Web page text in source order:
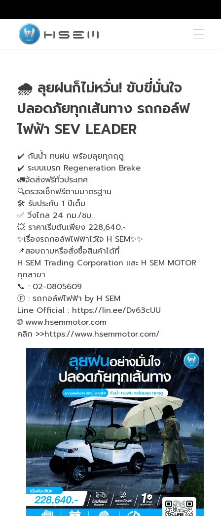
🌧️ ลุยฝนก็ไม่หวั่น! ขับขี่มั่นใจ
ปลอดภัยทุกเส้นทาง รถกอล์ฟ
ไฟฟ้า SEV LEADER
✔️ กันน้ำ ทนฝน พร้อมลุยทุกฤดู
✔️ ระบบเบรก Regeneration Brake
🚛จัดส่งฟรีทั่วประเทศ
🔍ตรวจเช็กฟรีตามมาตรฐาน
🛠 รับประกัน 1 ปีเต็ม
✅ วิ่งไกล 24 กม./ชม.
💥 ราคาเริ่มต้นเพียง 228,640.-
✨เรื่องรถกอล์ฟไฟฟ้าไว้ใจ H SEM✨✨
📌สอบถามหรือสั่งซื้อสินค้าได้ที่
H SEM Trading Corporation และ H SEM MOTOR
ทุกสาขา
📞 : 02-0805609
Ⓕ : รถกอล์ฟไฟฟ้า by H SEM
Line Official : https://lin.ee/Dv63cUU
🌐 www.hsemmotor.com
คลิก >>https://www.hsemmotor.com/